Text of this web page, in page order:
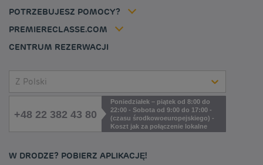
POTRZEBUJESZ POMOCY?
PREMIERECLASSE.COM
CENTRUM REZERWACJI
Z Polski
+48 22 382 43 80
Poniedziałek – piątek od 8:00 do
22:00 - Sobota od 9:00 do 17:00 -
(czasu środkowoeuropejskiego) -
Koszt jak za połączenie lokalne
W DRODZE? POBIERZ APLIKACJĘ!